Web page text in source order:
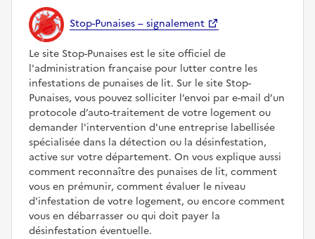
Stop-Punaises – signalement
Le site Stop-Punaises est le site officiel de
l'administration française pour lutter contre les
infestations de punaises de lit. Sur le site Stop-
Punaises, vous pouvez solliciter l’envoi par e-mail d’un
protocole d’auto-traitement de votre logement ou
demander l'intervention d'une entreprise labellisée
spécialisée dans la détection ou la désinfestation,
active sur votre département. On vous explique aussi
comment reconnaître des punaises de lit, comment
vous en prémunir, comment évaluer le niveau
d’infestation de votre logement, ou encore comment
vous en débarrasser ou qui doit payer la
désinfestation éventuelle.